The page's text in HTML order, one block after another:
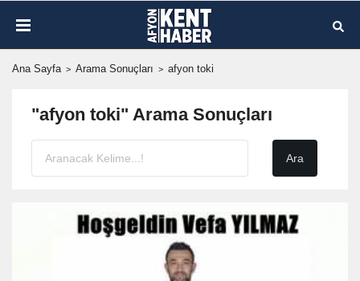
Ana Sayfa Arama Sonuçları afyon toki
"afyon toki" Arama Sonuçları